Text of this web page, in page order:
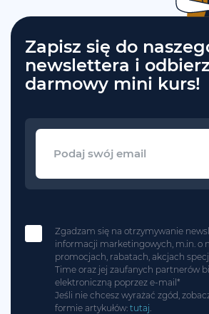
Zapisz się do
newslettera i odbierz
darmowy mini kurs!
Zgadzam się na otrzymywanie
informacji marketingowych, m.in. o
promocjach, rabatach, akcjach
Time oraz jej zaufanych partnerów
elektroniczną poprzez e-mail*
Jeśli nie chcesz wyrażać zgód,
formie artykułów: tutaj